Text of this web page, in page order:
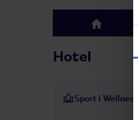
top
Hotel
Sport i Wellness